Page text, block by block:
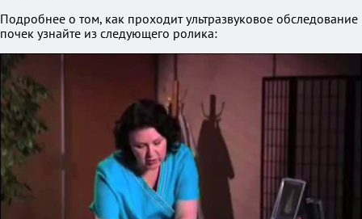
Подробнее о том, как проходит ультразвуковое обследование
почек узнайте из следующего ролика: